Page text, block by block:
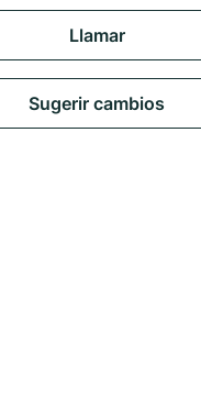
Llamar
Sugerir cambios